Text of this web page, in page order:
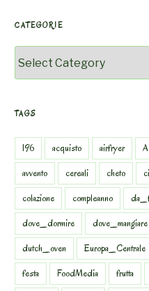
CATEGORIE
TAGS
196 acquisto airfryer
avvento
cereali cheto
colazione
compleanno
dove_dormire
dove_mangiare
dutch_oven
Europa_Centrale
festa
FoodMedia frutta